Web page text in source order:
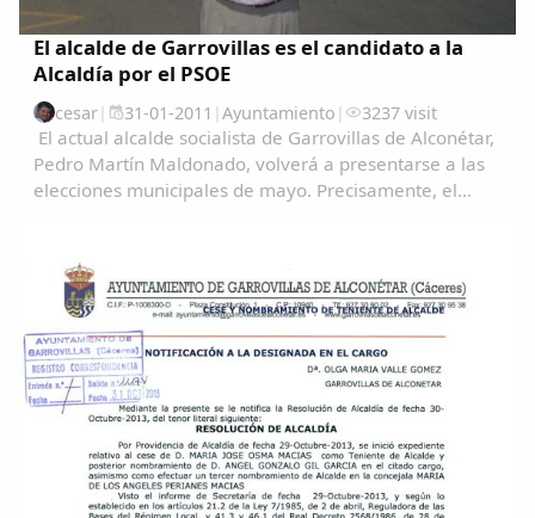
El alcalde de Garrovillas es el candidato a la
Alcaldía por el PSOE
cesar| 31-01-2011 | Ayuntamiento | 3237 visit
El actual alcalde socialista de Garrovillas de Alconétar,
Pedro Martín Maldonado, volverá a presentarse a las
elecciones municipales de mayo. Precisamente, el